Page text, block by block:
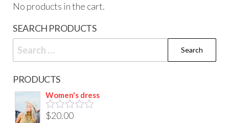
No products in the cart.
SEARCH PRODUCTS
PRODUCTS
Women's dress
R
$20.00